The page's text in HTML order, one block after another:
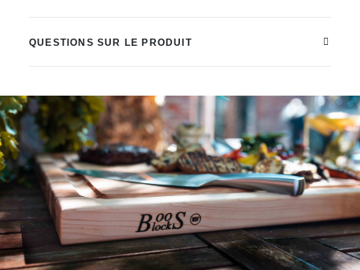
Quantité
QUESTIONS SUR LE PRODUIT